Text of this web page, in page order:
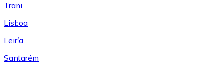
Trani
Lisboa
Leiría
Santarém